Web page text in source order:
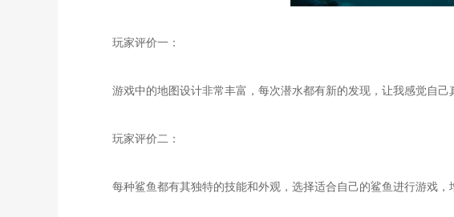
玩家评价一：
游戏中的地图设计非常丰富，每次潜水都有新的发现，让我感觉自己
玩家评价二：
每种鲨鱼都有其独特的技能和外观，选择适合自己的鲨鱼进行游戏，